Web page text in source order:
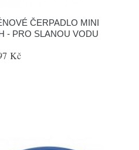
ČERPADLO MINI
- PRO SLANOU VODU
Kč